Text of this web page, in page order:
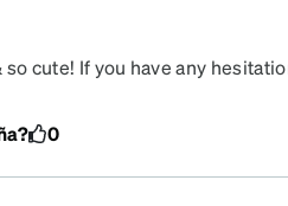
cute! If you have any
0